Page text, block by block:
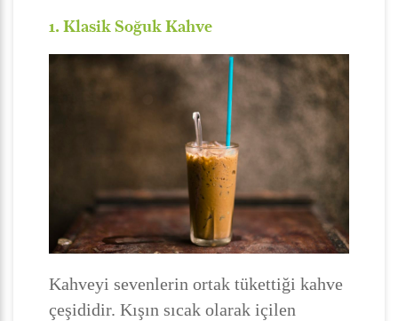
1. Klasik Soğuk Kahve
Kahveyi sevenlerin ortak tükettiği kahve
çeşididir. Kışın sıcak olarak içilen